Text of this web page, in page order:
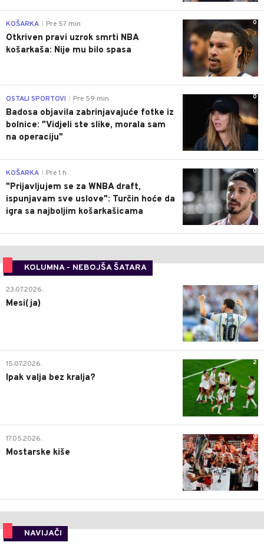
0
KOŠARKA Pre 57 min
Otkriven pravi uzrok smrti NBA
košarkaša: Nije mu bilo spasa
0
OSTALI SPORTOVI Pre 59 min
Badosa objavila zabrinjavajuće fotke iz
bolnice: "Vidjeli ste slike, morala sam
na operaciju"
0
KOŠARKA Pre 1 h
"Prijavljujem se za WNBA draft,
ispunjavam sve uslove": Turčin hoće da
igra sa najboljim košarkašicama
KOLUMNA - NEBOJŠA ŠATARA
0
23.07.2026.
Mesi(ja)
2
15.07.2026.
Ipak valja bez kralja?
0
17.05.2026.
Mostarske kiše
NAVIJAČI